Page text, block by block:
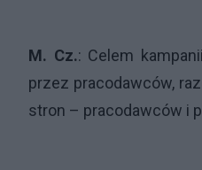
M. Cz.: Celem
przez pracodawców,
stron – pracodawców i